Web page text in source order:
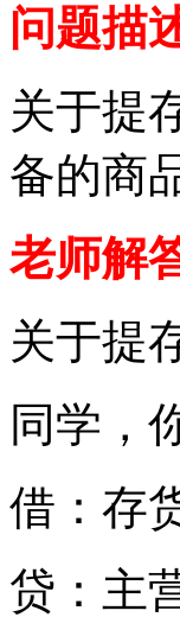
问题描
关于提
备的商
老师解
关于提
同学，
借：存
贷：主